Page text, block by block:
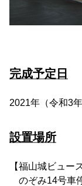
完成予定日
2021年（令和3
設置場所
【福山城ビュ
のぞみ14号車